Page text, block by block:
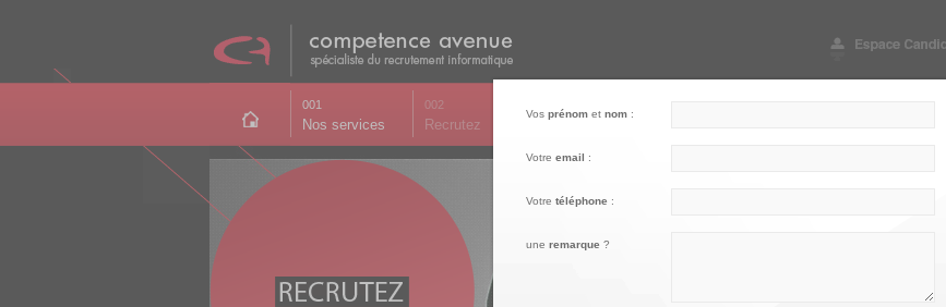
001
Nos services
002
Recrutez Notre engagement
Vos prénom et nom :
Votre email :
Votre téléphone :
une remarque ?